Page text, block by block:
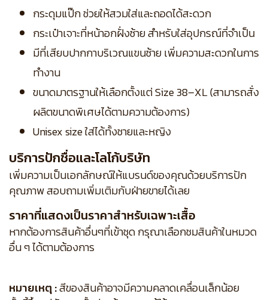
กระดุมแป๊ก ช่วยให้สวมใส่และถอดได้สะดวก
กระเป๋าเจาะที่หน้าอกฝั่งซ้าย สำหรับใส่อุปกรณ์ที่จำเป็น
มีที่เสียบปากกาบริเวณแขนซ้าย เพิ่มความสะดวกในการ
ทำงาน
ขนาดมาตรฐานให้เลือกตั้งแต่ Size 38–XL (สามารถสั่ง
ผลิตขนาดพิเศษได้ตามความต้องการ)
Unisex size ใส่ได้ทั้งชายและหญิง
บริการปักชื่อและโลโก้บริษัท
เพิ่มความเป็นเอกลักษณ์ให้แบรนด์ของคุณด้วยบริการปัก
คุณภาพ สอบถามเพิ่มเติมกับฝ่ายขายได้เลย
ราคาที่แสดงเป็นราคาสำหรับเฉพาะเสื้อ
หากต้องการสินค้าอื่นๆที่เข้าชุด กรุณาเลือกชมสินค้าในหมวด
อื่น ๆ ได้ตามต้องการ
หมายเหตุ :สีของสินค้าอาจมีความคลาดเคลื่อนเล็กน้อย